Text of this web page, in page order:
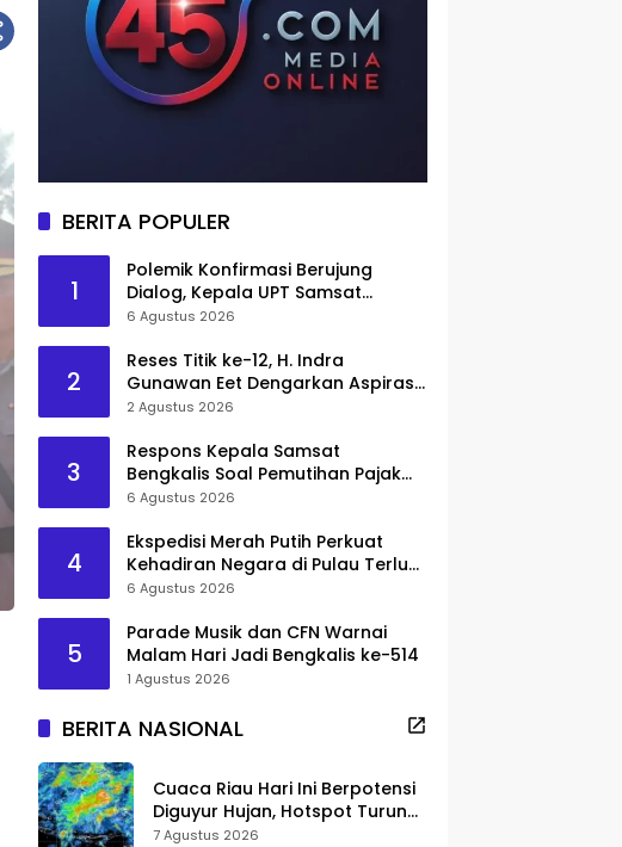
BERITA POPULER
1
Polemik Konfirmasi Berujung
Dialog, Kepala UPT Samsat
Bengkalis Minta Maaf
6 Agustus 2026
2
Reses Titik ke-12, H. Indra
Gunawan Eet Dengarkan Aspirasi
Senggoro
2 Agustus 2026
3
Respons Kepala Samsat
Bengkalis Soal Pemutihan Pajak
Disorot
6 Agustus 2026
4
Ekspedisi Merah Putih Perkuat
Kehadiran Negara di Pulau Terluar
Rupat
6 Agustus 2026
5
Parade Musik dan CFN Warnai
Malam Hari Jadi Bengkalis ke-514
1 Agustus 2026
BERITA NASIONAL
Cuaca Riau Hari Ini Berpotensi
Diguyur Hujan, Hotspot Turun
Jadi 25 Titik
7 Agustus 2026